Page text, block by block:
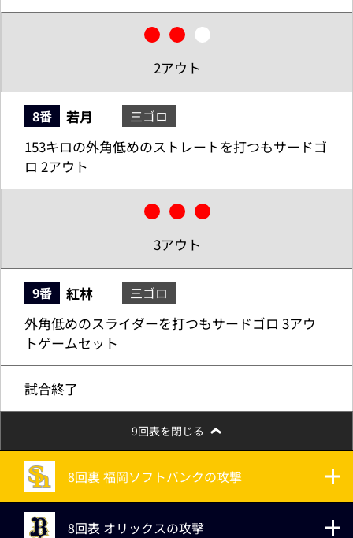
2アウト
8番 若月 三ゴロ
153キロの外角低めのストレートを打つもサードゴ
ロ 2アウト
3アウト
9番 紅林 三ゴロ
外角低めのスライダーを打つもサードゴロ 3アウ
トゲームセット
試合終了
9回表を閉じる
8回裏 福岡ソフトバンクの攻撃
8回表 オリックスの攻撃